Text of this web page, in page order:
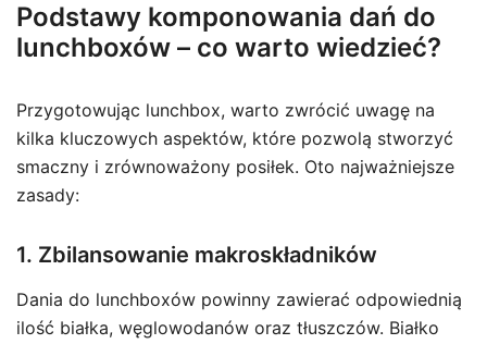
Podstawy komponowania dań do
lunchboxów – co warto wiedzieć?
Przygotowując lunchbox, warto zwrócić uwagę na
kilka kluczowych aspektów, które pozwolą stworzyć
smaczny i zrównoważony posiłek. Oto najważniejsze
zasady:
1. Zbilansowanie makroskładników
Dania do lunchboxów powinny zawierać odpowiednią
ilość białka, węglowodanów oraz tłuszczów. Białko